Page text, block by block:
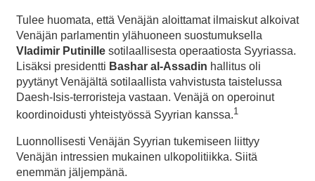
Tulee huomata, että Venäjän aloittamat ilmaiskut alkoivat
Venäjän parlamentin ylähuoneen suostumuksella
Vladimir Putinille sotilaallisesta operaatiosta Syyriassa.
Lisäksi presidentti Bashar al-Assadin hallitus oli
pyytänyt Venäjältä sotilaallista vahvistusta taistelussa
Daesh-Isis-terroristeja vastaan. Venäjä on operoinut
koordinoidusti yhteistyössä Syyrian kanssa.1
Luonnollisesti Venäjän Syyrian tukemiseen liittyy
Venäjän intressien mukainen ulkopolitiikka. Siitä
enemmän jäljempänä.